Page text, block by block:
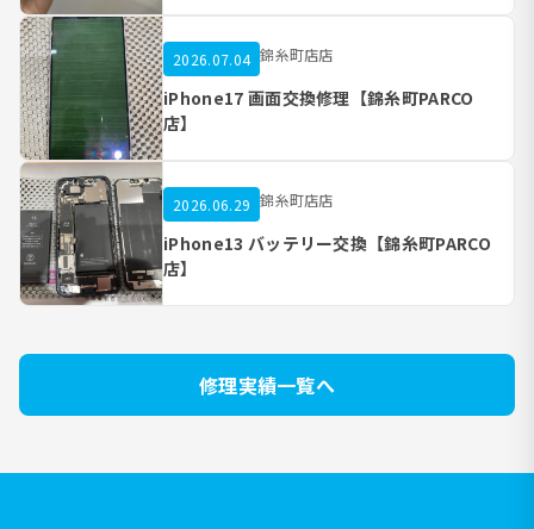
2026.07.04 錦糸町店店
iPhone17 画面交換修理【錦糸町PARCO
店】
2026.06.29 錦糸町店店
iPhone13 バッテリー交換【錦糸町PARCO
店】
修理実績一覧へ